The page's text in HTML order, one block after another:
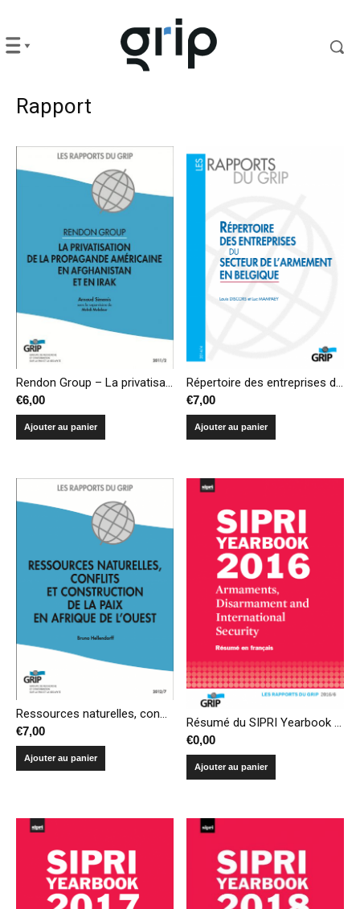
Rapport
Rendon Group – La privatisation de la propagande américaine en Afghanistan et en Irak
€6,00
Ajouter au panier
Répertoire des entreprises du secteur de l’armement en Belgique
€7,00
Ajouter au panier
Ressources naturelles, conflits et construction de la paix en Afrique de l’Ouest
€7,00
Ajouter au panier
Résumé du SIPRI Yearbook 2016 – Armements, désarmement et sécurité internationale
€0,00
Ajouter au panier